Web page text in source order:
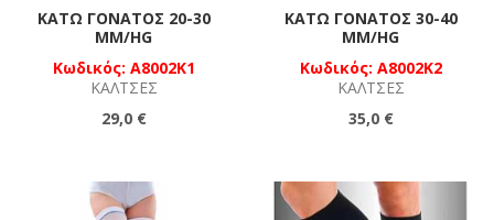
ΚΆΤΩ ΓΟΝΑΤΟΣ 20-30
MM/HG
Κωδικός: A8002K1
ΚΆΛΤΣΕΣ
29,0 €
ΚΆΤΩ ΓΟΝΑΤΟΣ 30-40
MM/HG
Κωδικός: A8002K2
ΚΆΛΤΣΕΣ
35,0 €